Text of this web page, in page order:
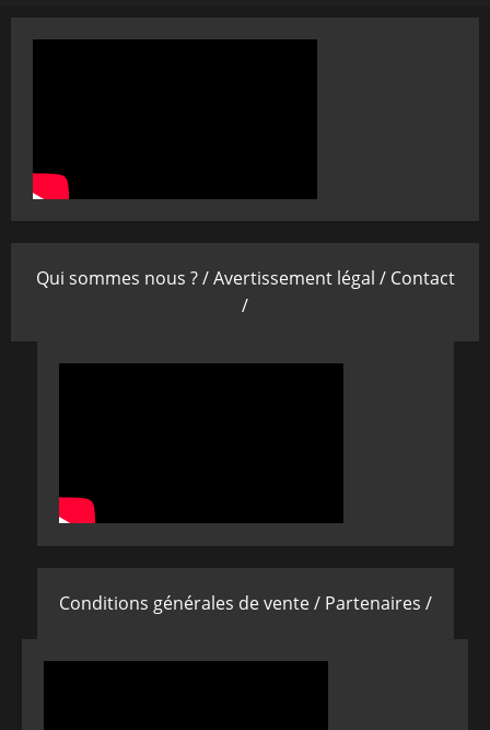
Qui sommes nous ? /Avertissement légal / Contact
/
Conditions générales de vente / Partenaires /